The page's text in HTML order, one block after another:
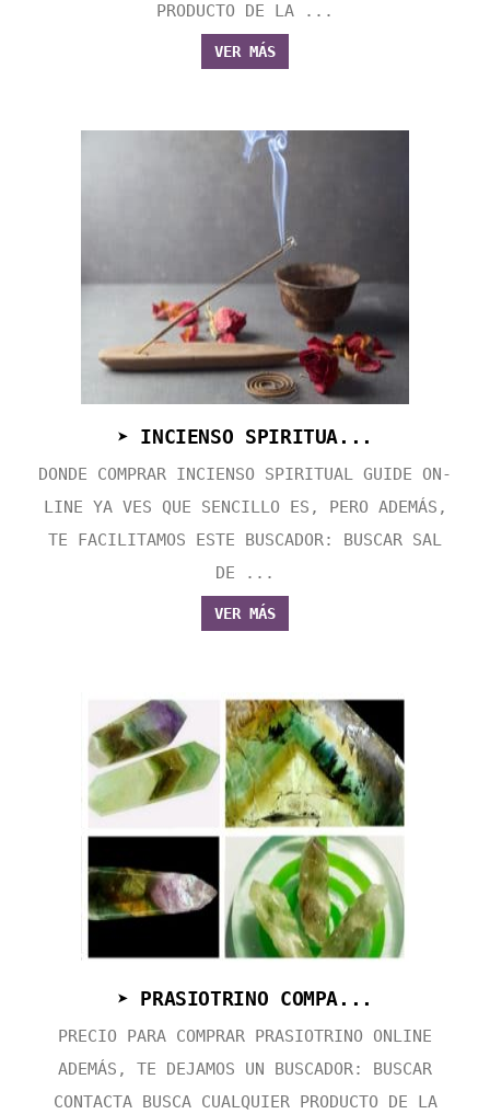
PRODUCTO DE LA ...
VER MÁS
➤ INCIENSO SPIRITUA...
DONDE COMPRAR INCIENSO SPIRITUAL GUIDE ON-
LINE YA VES QUE SENCILLO ES, PERO ADEMÁS,
TE FACILITAMOS ESTE BUSCADOR: BUSCAR SAL
DE ...
VER MÁS
➤ PRASIOTRINO COMPA...
PRECIO PARA COMPRAR PRASIOTRINO ONLINE
ADEMÁS, TE DEJAMOS UN BUSCADOR: BUSCAR
CONTACTA BUSCA CUALQUIER PRODUCTO DE LA